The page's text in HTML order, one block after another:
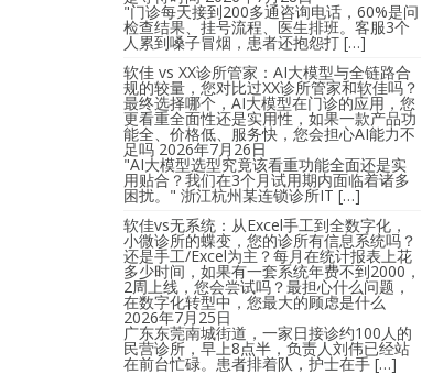
"门诊每天接到200多通咨询电话，60%是问
检查结果、挂号流程、医生排班。客服3个
人累到嗓子冒烟，患者还抱怨打 […]
软佳 vs XX诊所管家：AI大模型与全链路合
规的较量，您对比过XX诊所管家和软佳吗？
最终选择哪个，AI大模型在门诊的应用，您
更看重全面性还是实用性，如果一款产品功
能全、价格低、服务快，您会担心AI能力不
足吗 2026年7月26日
"AI大模型选型究竟该看重功能全面还是实
用贴合？我们在3个月试用期内面临着诸多
困扰。" 浙江杭州某连锁诊所IT […]
软佳vs无系统：从Excel手工到全数字化，
小微诊所的蝶变，您的诊所有信息系统吗？
还是手工/Excel为主？每月在统计报表上花
多少时间，如果有一套系统年费不到2000，
2周上线，您会尝试吗？最担心什么问题，
在数字化转型中，您最大的顾虑是什么
2026年7月25日
广东东莞南城街道，一家日接诊约100人的
民营诊所，早上8点半，负责人刘伟已经站
在前台忙碌。患者排着队，护士在手 […]